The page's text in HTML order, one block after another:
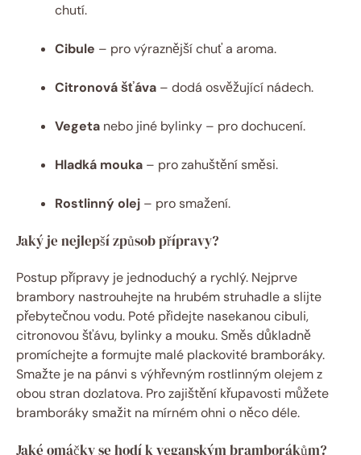
chutí.
Cibule – pro výraznější chuť a aroma.
Citronová šťáva – dodá osvěžující nádech.
Vegeta nebo jiné bylinky – pro dochucení.
Hladká mouka – pro zahuštění směsi.
Rostlinný olej – pro smažení.
Jaký je nejlepší způsob přípravy?
Postup přípravy je jednoduchý a rychlý. Nejprve
brambory nastrouhejte na hrubém struhadle a slijte
přebytečnou vodu. Poté přidejte nasekanou cibuli,
citronovou šťávu, bylinky a mouku. Směs důkladně
promíchejte a formujte malé plackovité bramboráky.
Smažte je na pánvi s výhřevným rostlinným olejem z
obou stran dozlatova. Pro zajištění křupavosti můžete
bramboráky smažit na mírném ohni o něco déle.
Jaké omáčky se hodí k veganským bramborákům?